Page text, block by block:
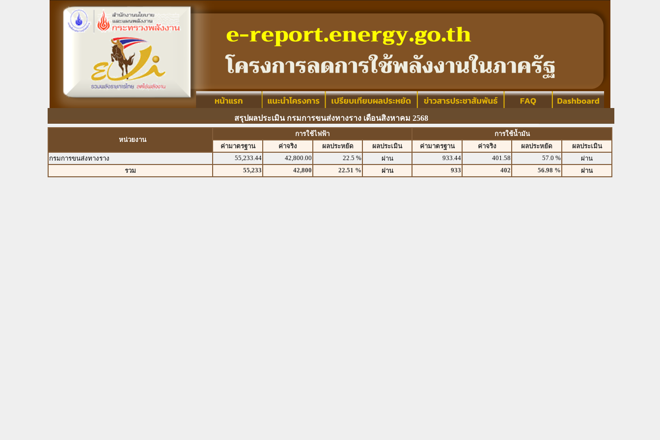
สรุปผลประเมิน กรมการขนส่งทางราง เดือนสิงหาคม 2568
หน่วยงาน
การใช้ไฟฟ้า
การใช้น้ำมัน
ค่ามาตรฐาน
ค่าจริง ผลประหยัด ผลประเมิน ค่ามาตรฐาน ค่าจริง ผลประหยัด
ผลประเมิน
กรมการขนส่งทางราง
55,233.44 42,800.00 22.5 % ผ่าน 933.44 401.58 57.0 %
ผ่าน
รวม
55,233 42,800 22.51 % ผ่าน 933 402 56.98 % ผ่าน